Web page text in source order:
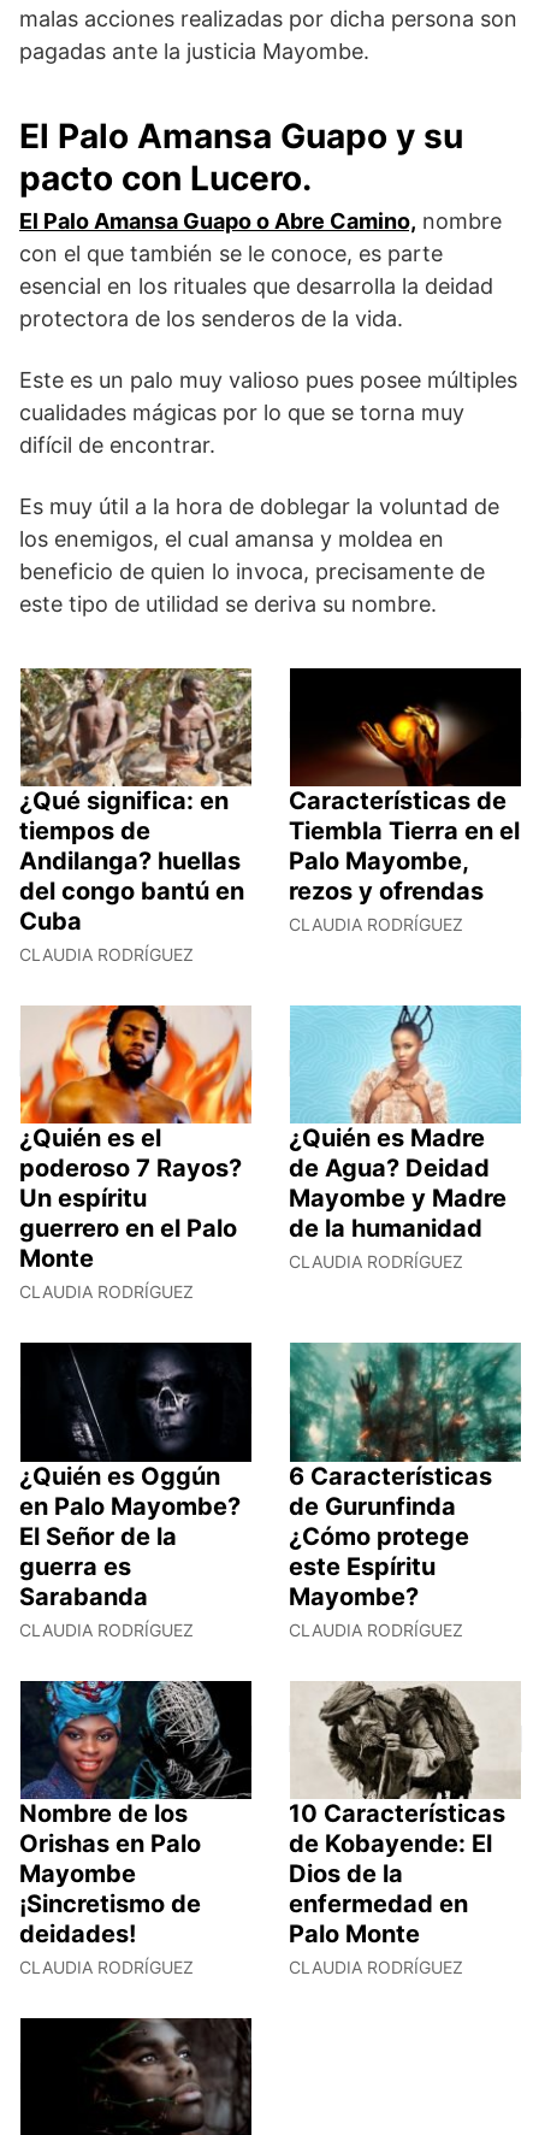
malas acciones realizadas por dicha persona son
pagadas ante la justicia Mayombe.
El Palo Amansa Guapo y su
pacto con Lucero.
El Palo Amansa Guapo o Abre Camino, nombre
con el que también se le conoce, es parte
esencial en los rituales que desarrolla la deidad
protectora de los senderos de la vida.
Este es un palo muy valioso pues posee múltiples
cualidades mágicas por lo que se torna muy
difícil de encontrar.
Es muy útil a la hora de doblegar la voluntad de
los enemigos, el cual amansa y moldea en
beneficio de quien lo invoca, precisamente de
este tipo de utilidad se deriva su nombre.
¿Qué significa: en
tiempos de
Andilanga? huellas
del congo bantú en
Cuba
CLAUDIA RODRÍGUEZ
Características de
Tiembla Tierra en el
Palo Mayombe,
rezos y ofrendas
CLAUDIA RODRÍGUEZ
¿Quién es el
poderoso 7 Rayos?
Un espíritu
guerrero en el Palo
Monte
CLAUDIA RODRÍGUEZ
¿Quién es Madre
de Agua? Deidad
Mayombe y Madre
de la humanidad
CLAUDIA RODRÍGUEZ
¿Quién es Oggún
en Palo Mayombe?
El Señor de la
guerra es
Sarabanda
CLAUDIA RODRÍGUEZ
6 Características
de Gurunfinda
¿Cómo protege
este Espíritu
Mayombe?
CLAUDIA RODRÍGUEZ
Nombre de los
Orishas en Palo
Mayombe
¡Sincretismo de
deidades!
CLAUDIA RODRÍGUEZ
10 Características
de Kobayende: El
Dios de la
enfermedad en
Palo Monte
CLAUDIA RODRÍGUEZ